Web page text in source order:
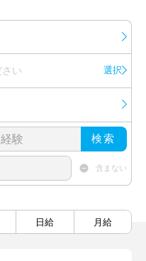
い 選択
検索
含まない
日給 月給